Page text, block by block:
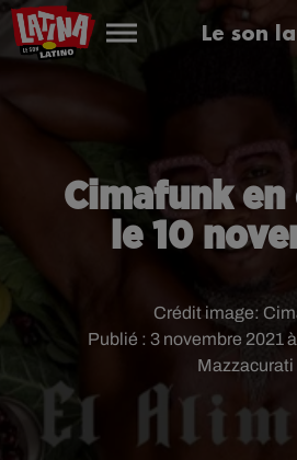
Le son
Cimafunk
le 10
Publié : 3 novembre 2021
Mazzacurati
Crédit image: